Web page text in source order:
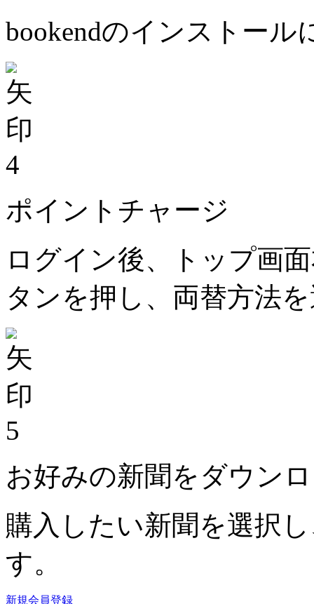
bookendのインストール
4
ポイントチャージ
ログイン後、トップ画
タンを押し、両替方法
5
お好みの新聞をダウン
購入したい新聞を選択
す。
新規会員登録